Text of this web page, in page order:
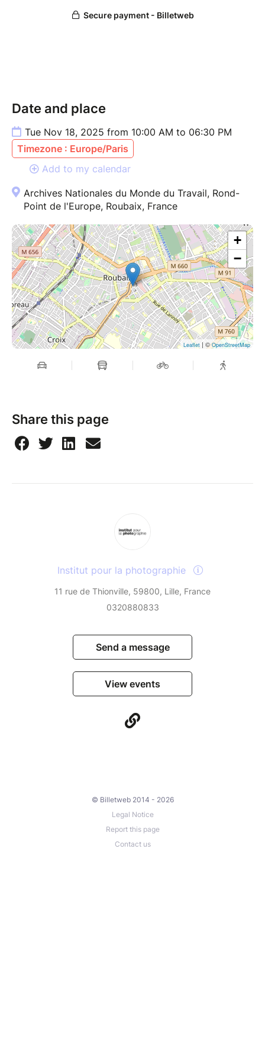
Date and place
Tue Nov 18, 2025 from 10:00 AM to 06:30 PM
Timezone : Europe/Paris
Add to my calendar
Archives Nationales du Monde du Travail, Rond-
Point de l'Europe, Roubaix, France
+
−
Leaflet | ©OpenStreetMap
Share this page
Institut pour la photographie
11 rue de Thionville, 59800, Lille, France
0320880833
Send a message
View events
© Billetweb 2014 - 2026
Legal Notice
Report this page
Contact us